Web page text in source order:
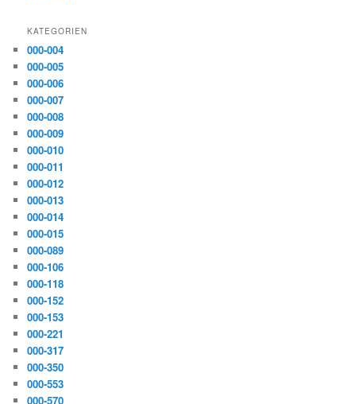
KATEGORIEN
000-004
000-005
000-006
000-007
000-008
000-009
000-010
000-011
000-012
000-013
000-014
000-015
000-089
000-106
000-118
000-152
000-153
000-221
000-317
000-350
000-553
000-570